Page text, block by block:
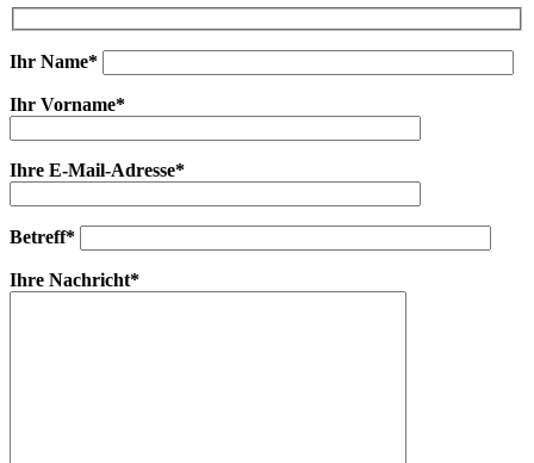
Ihr Name*
Ihr Vorname*
Ihre E-Mail-Adresse*
Betreff*
Ihre Nachricht*